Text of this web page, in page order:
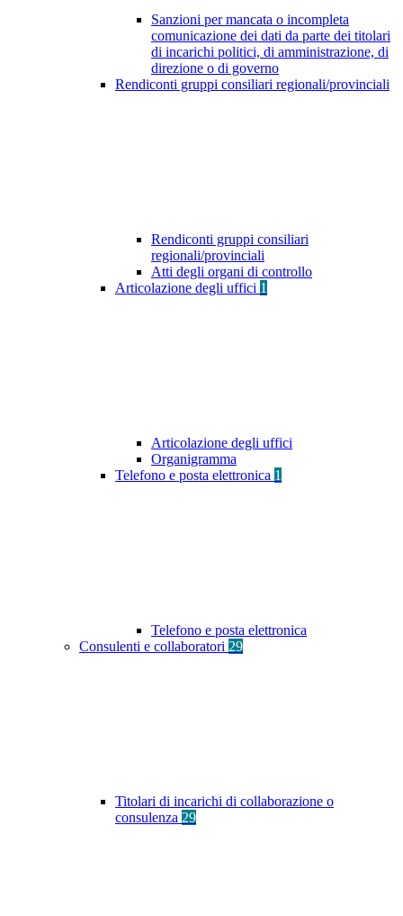
Sanzioni per mancata o incompleta
comunicazione dei dati da parte dei titolari
di incarichi politici, di amministrazione, di
direzione o di governo
Rendiconti gruppi consiliari regionali/provinciali
Rendiconti gruppi consiliari
regionali/provinciali
Atti degli organi di controllo
Articolazione degli uffici 1
Articolazione degli uffici
Organigramma
Telefono e posta elettronica 1
Telefono e posta elettronica
Consulenti e collaboratori 29
Titolari di incarichi di collaborazione o
consulenza 29